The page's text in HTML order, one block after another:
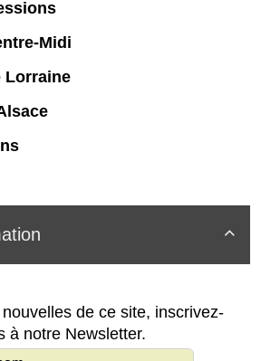
Midi
Lorraine

de ce site, inscrivez-
à notre Newsletter.